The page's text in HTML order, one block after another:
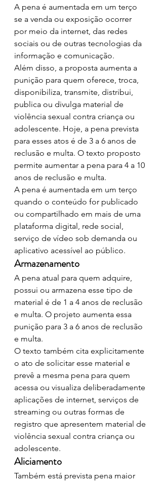
A pena é aumentada em um terço
se a venda ou exposição ocorrer
por meio da internet, das redes
sociais ou de outras tecnologias da
informação e comunicação.
Além disso, a proposta aumenta a
punição para quem oferece, troca,
disponibiliza, transmite, distribui,
publica ou divulga material de
violência sexual contra criança ou
adolescente. Hoje, a pena prevista
para esses atos é de 3 a 6 anos de
reclusão e multa. O texto proposto
permite aumentar a pena para 4 a 10
anos de reclusão e multa.
A pena é aumentada em um terço
quando o conteúdo for publicado
ou compartilhado em mais de uma
plataforma digital, rede social,
serviço de vídeo sob demanda ou
aplicativo acessível ao público.
Armazenamento
A pena atual para quem adquire,
possui ou armazena esse tipo de
material é de 1 a 4 anos de reclusão
e multa. O projeto aumenta essa
punição para 3 a 6 anos de reclusão
e multa.
O texto também cita explicitamente
o ato de solicitar esse material e
prevê a mesma pena para quem
acessa ou visualiza deliberadamente
aplicações de internet, serviços de
streaming ou outras formas de
registro que apresentem material de
violência sexual contra criança ou
adolescente.
Aliciamento
Também está prevista pena maior